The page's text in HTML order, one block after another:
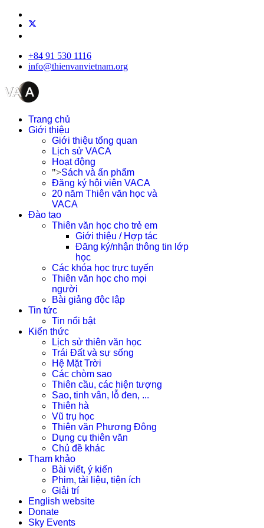
+84 91 530 1116
info@thienvanvietnam.org
Trang chủ
Giới thiệu
Giới thiệu tổng quan
Lịch sử VACA
Hoạt động
">Sách và ấn phẩm
Đăng ký hội viên VACA
20 năm Thiên văn học và
VACA
Đào tạo
Thiên văn học cho trẻ em
Giới thiệu / Hợp tác
Đăng ký/nhận thông tin lớp
học
Các khóa học trực tuyến
Thiên văn học cho mọi
người
Bài giảng độc lập
Tin tức
Tin nổi bật
Kiến thức
Lịch sử thiên văn học
Trái Đất và sự sống
Hệ Mặt Trời
Các chòm sao
Thiên cầu, các hiện tượng
Sao, tinh vân, lỗ đen, ...
Thiên hà
Vũ trụ học
Thiên văn Phương Đông
Dụng cụ thiên văn
Chủ đề khác
Tham khảo
Bài viết, ý kiến
Phim, tài liệu, tiện ích
Giải trí
English website
Donate
Sky Events